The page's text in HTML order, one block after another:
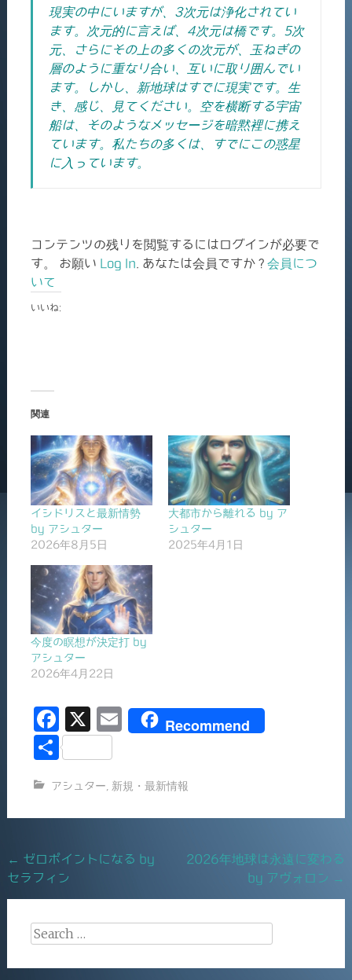
現実の中にいますが、3次元は浄化されてい
ます。次元的に言えば、4次元は橋です。5次
元、さらにその上の多くの次元が、玉ねぎの
層のように重なり合い、互いに取り囲んでい
ます。しかし、新地球はすでに現実です。生
き、感じ、見てください。空を横断する宇宙
船は、そのようなメッセージを暗黙裡に携え
ています。私たちの多くは、すでにこの惑星
に入っています。
コンテンツの残りを閲覧するにはログインが必要で
す。 お願い Log In . あなたは会員ですか ? 会員につ
いて
いいね:
関連
イシドリスと最新情勢
by アシュター
2026年8月5日
大都市から離れる by ア
シュター
2025年4月1日
今度の瞑想が決定打 by
アシュター
2026年4月22日
F
a
e
b
o
k
X
E
l
Recommend
共
アシュター 新規・最新情報
Post
navigation
← ゼロポイントになる by
セラフィン
2026年地球は永遠に変わる
by アヴォロン →
Search